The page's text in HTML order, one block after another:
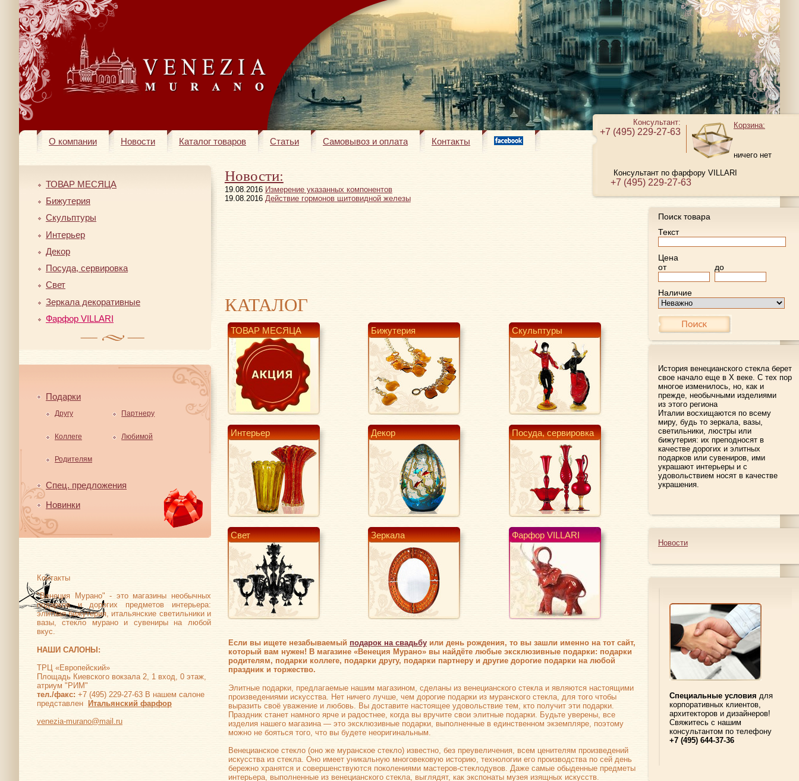
О компании Новости Каталог товаров Статьи Самовывоз и оплата Контакты
Консультант:
+7 (495) 229-27-63
Корзина:
ничего нет
Консультант по фарфору VILLARI
+7 (495) 229-27-63
ТОВАР МЕСЯЦА
Бижутерия
Скульптуры
Интерьер
Декор
Посуда, сервировка
Свет
Зеркала декоративные
Фарфор VILLARI
Подарки
Другу Партнеру
Коллеге Любимой
Родителям
Спец. предложения
Новинки
Контакты
"Венеция Мурано" - это магазины необычных
подарков и дорогих предметов интерьера:
элитная бижутерия, итальянские светильники и
вазы, стекло мурано и сувениры на любой
вкус.
НАШИ САЛОНЫ:
ТРЦ «Европейский»
Площадь Киевского вокзала 2, 1 вход, 0 этаж,
атриум "РИМ"
тел./факс: +7 (495) 229-27-63 В нашем салоне
представлен
Итальянский фарфор
venezia-murano@mail.ru
Новости:
19.08.2016 Измерение указанных компонентов
19.08.2016 Действие гормонов щитовидной железы
КАТАЛОГ
ТОВАР МЕСЯЦА Бижутерия Скульптуры
Интерьер Декор Посуда, сервировка
Свет
Зеркала
декоративные
Фарфор VILLARI
Если вы ищете незабываемый подарок на свадьбуили день рождения, то вы зашли именно на тот сайт,
который вам нужен! В магазине «Венеция Мурано» вы найдёте любые эксклюзивные подарки: подарки
родителям, подарки коллеге, подарки другу, подарки партнеру и другие дорогие подарки на любой
праздник и торжество.
Элитные подарки, предлагаемые нашим магазином, сделаны из венецианского стекла и являются настоящими
произведениями искусства. Нет ничего лучше, чем дорогие подарки из муранского стекла, для того чтобы
выразить своё уважение и любовь. Вы доставите настоящее удовольствие тем, кто получит эти подарки.
Праздник станет намного ярче и радостнее, когда вы вручите свои элитные подарки. Будьте уверены, все
изделия нашего магазина — это эксклюзивные подарки, выполненные в единственном экземпляре, поэтому
можно не бояться того, что вы будете неоригинальным.
Венецианское стекло (оно же муранское стекло) известно, без преувеличения, всем ценителям произведений
искусства из стекла. Оно имеет уникальную многовековую историю, технологии его производства по сей день
бережно хранятся и совершенствуются поколениями мастеров-стеклодувов. Даже самые обыденные предметы
интерьера, выполненные из венецианского стекла, выглядят, как экспонаты музея изящных искусств.
Поиск товара
Текст
Цена
от
до
Наличие
История венецианского стекла берет
свое начало еще в X веке. С тех пор
многое изменилось, но, как и
прежде, необычными изделиями
из этого региона
Италии восхищаются по всему
миру, будь то зеркала, вазы,
светильники, люстры или
бижутерия: их преподносят в
качестве дорогих и элитных
подарков или сувениров, ими
украшают интерьеры и с
удовольствием носят в качестве
украшения.
Новости
Специальные условия для
корпоративных клиентов,
архитекторов и дизайнеров!
Свяжитесь с нашим
консультантом по телефону
+7 (495) 644-37-36